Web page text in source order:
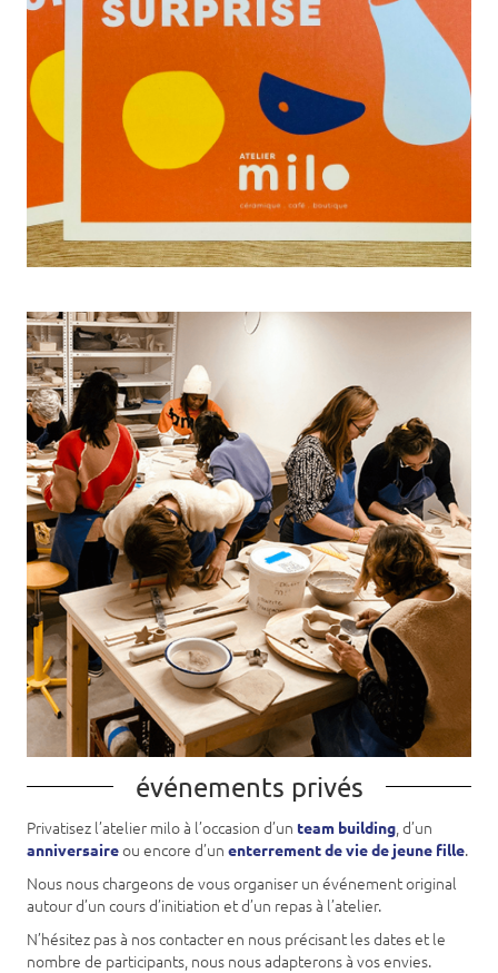
événements privés
Privatisez l’atelier milo à l’occasion d’un team building , d’un
anniversaireou encore d’un enterrement de vie de jeune fille.
Nous nous chargeons de vous organiser un événement original
autour d’un cours d’initiation et d’un repas à l’atelier.
N’hésitez pas à nos contacter en nous précisant les dates et le
nombre de participants, nous nous adapterons à vos envies.